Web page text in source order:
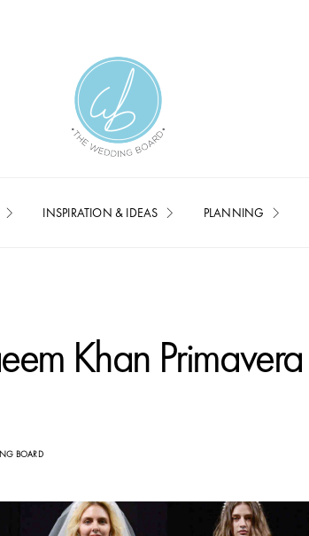
INSPIRATION & IDEAS PLANNING
Khan Primavera
BOARD